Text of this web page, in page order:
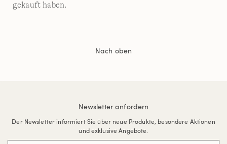
gekauft haben.
Nach oben
Newsletter anfordern
Der Newsletter informiert Sie über neue Produkte, besondere Aktionen
und exklusive Angebote.